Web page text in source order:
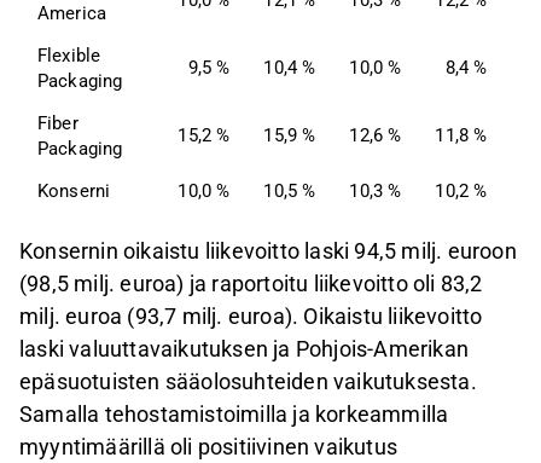
America
Flexible
Packaging
9,5 % 10,4 % 10,0 % 8,4 %
Fiber
Packaging
15,2 % 15,9 % 12,6 % 11,8 %
Konserni 10,0 % 10,5 % 10,3 % 10,2 %
Konsernin oikaistu liikevoitto laski 94,5 milj. euroon
(98,5 milj. euroa) ja raportoitu liikevoitto oli 83,2
milj. euroa (93,7 milj. euroa). Oikaistu liikevoitto
laski valuuttavaikutuksen ja Pohjois-Amerikan
epäsuotuisten sääolosuhteiden vaikutuksesta.
Samalla tehostamistoimilla ja korkeammilla
myyntimäärillä oli positiivinen vaikutus